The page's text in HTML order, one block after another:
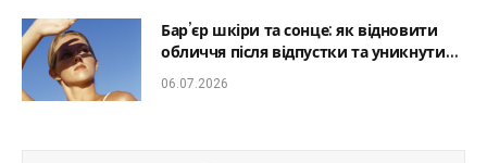
Бар’єр шкіри та сонце: як відновити
обличчя після відпустки та уникнути
фотостаріння
06.07.2026